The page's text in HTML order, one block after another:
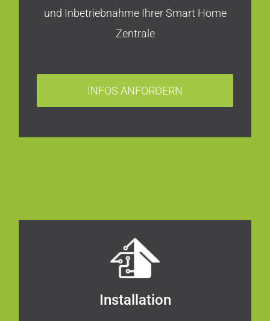
und Inbetriebnahme Ihrer Smart Home
Zentrale
INFOS ANFORDERN
Installation